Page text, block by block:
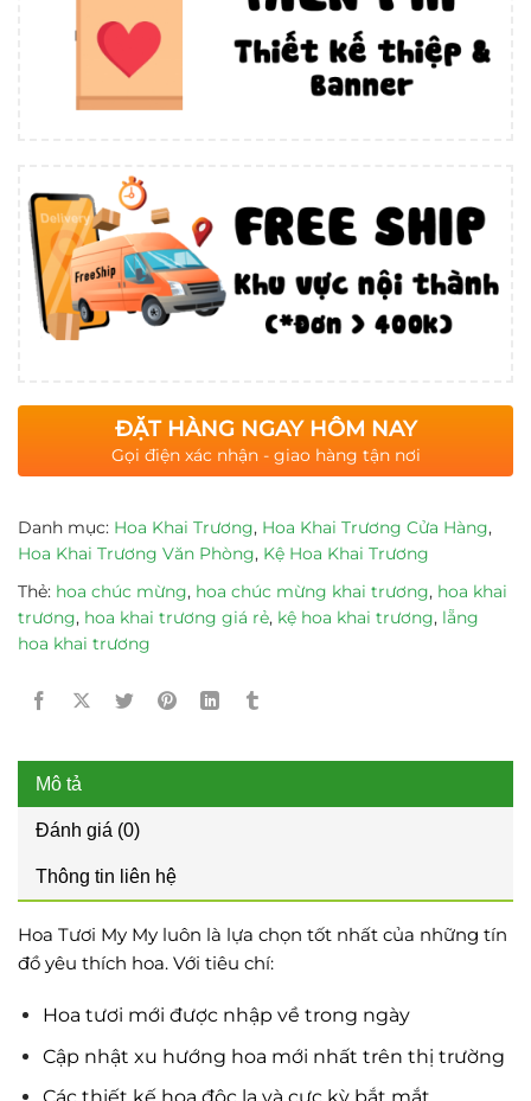
ĐẶT HÀNG NGAY HÔM NAY
Gọi điện xác nhận - giao hàng tận nơi
Danh mục: Hoa Khai Trương, Hoa Khai Trương Cửa Hàng,
Hoa Khai Trương Văn Phòng, Kệ Hoa Khai Trương
Thẻ: hoa chúc mừng, hoa chúc mừng khai trương, hoa khai
trương, hoa khai trương giá rẻ, kệ hoa khai trương, lẵng
hoa khai trương
Mô tả
Đánh giá (0)
Thông tin liên hệ
Hoa Tươi My My luôn là lựa chọn tốt nhất của những tín
đồ yêu thích hoa. Với tiêu chí:
Hoa tươi mới được nhập về trong ngày
Cập nhật xu hướng hoa mới nhất trên thị trường